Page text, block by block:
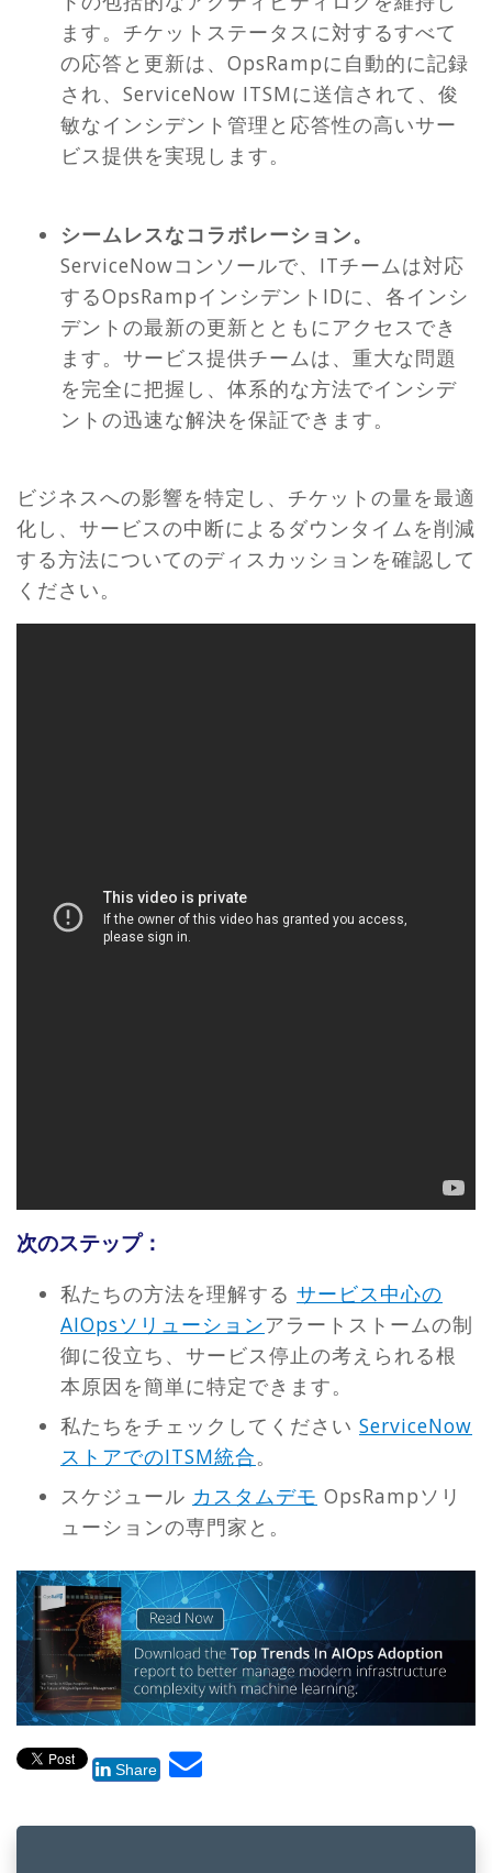
ます。チケットステータスに対するすべて
の応答と更新は、OpsRampに自動的に記録
され、ServiceNow ITSMに送信されて、俊
敏なインシデント管理と応答性の高いサー
ビス提供を実現します。
シームレスなコラボレーション。
ServiceNowコンソールで、ITチームは対応
するOpsRampインシデントIDに、各インシ
デントの最新の更新とともにアクセスでき
ます。サービス提供チームは、重大な問題
を完全に把握し、体系的な方法でインシデ
ントの迅速な解決を保証できます。
ビジネスへの影響を特定し、チケットの量を最適
化し、サービスの中断によるダウンタイムを削減
する方法についてのディスカッションを確認して
ください。
次のステップ：
私たちの方法を理解する サービス中心の
AIOpsソリューションアラートストームの制
御に役立ち、サービス停止の考えられる根
本原因を簡単に特定できます。
私たちをチェックしてください ServiceNow
ストアでのITSM統合。
スケジュール カスタムデモ OpsRampソリ
ューションの専門家と。
Share